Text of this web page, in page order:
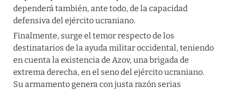
dependerá también, ante todo, de la capacidad
defensiva del ejército ucraniano.
Finalmente, surge el temor respecto de los
destinatarios de la ayuda militar occidental, teniendo
en cuenta la existencia de Azov, una brigada de
extrema derecha, en el seno del ejército ucraniano.
Su armamento genera con justa razón serias